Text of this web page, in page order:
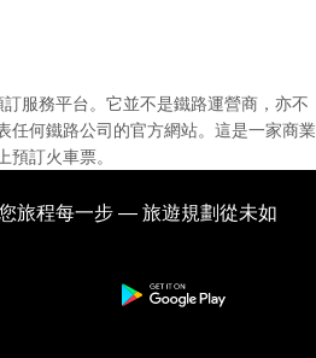
服務平台。它並不是鐵路運營商，亦不
任何鐵路公司的官方網站。這是一家商業
預訂火車票。
旅程每一步 — 旅遊規劃從未如